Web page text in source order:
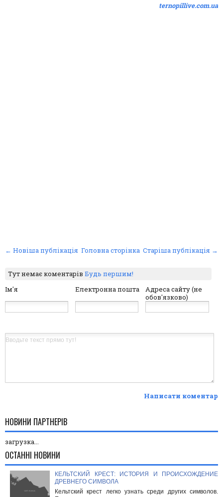
ternopillive.com.ua
← Новіша публікація Старіша публікація →
Головна сторінка
Тут немає коментарівБудь першим!
Ім'я
Електронна пошта
Адреса сайту (не
обов'язково)
Написати коментар
НОВИНИ ПАРТНЕРІВ
загрузка...
ОСТАННІ НОВИНИ
КЕЛЬТСКИЙ КРЕСТ: ИСТОРИЯ И ПРОИСХОЖДЕНИЕ
ДРЕВНЕГО СИМВОЛА
Кельтский крест легко узнать среди других символов.